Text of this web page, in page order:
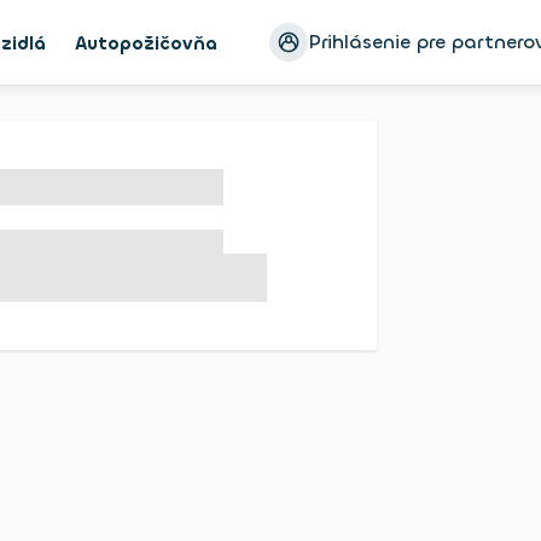
Autopožičovňa Ayvens Bike Blog
Prihlásenie pre